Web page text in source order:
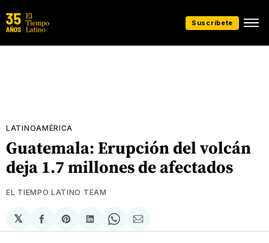
Suscríbete
LATINOAMÉRICA
Guatemala: Erupción del volcán
deja 1.7 millones de afectados
EL TIEMPO LATINO TEAM
𝕏
Compartir
en
Share
on
Compartir
en
Share
on
Compartir
via